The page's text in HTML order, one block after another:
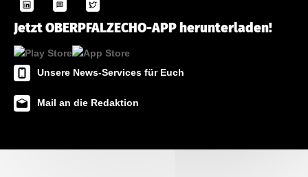
Jetzt OBERPFALZECHO-APP herunterladen!
Unsere News-Services für Euch
Mail an die Redaktion